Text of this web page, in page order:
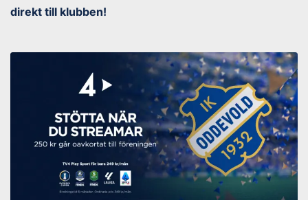
direkt till klubben!